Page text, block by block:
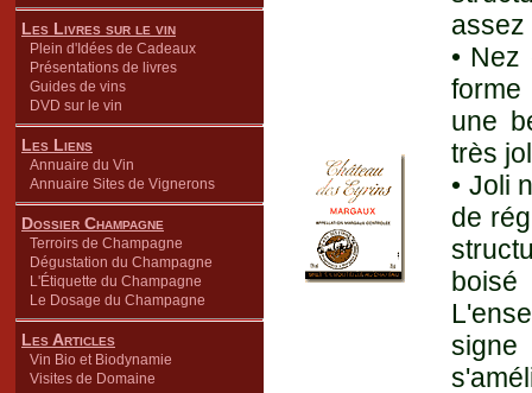
Les Livres sur le vin
Plein d'Idées de Cadeaux
Présentations de livres
Guides de vins
DVD sur le vin
Les Liens
Annuaire du Vin
Annuaire Sites de Vignerons
Dossier Champagne
Terroirs de Champagne
Dégustation du Champagne
L'Étiquette du Champagne
Le Dosage du Champagne
Les Articles
Vin Bio et Biodynamie
Visites de Domaine
assez
•
forme
une
très
• Joli
de